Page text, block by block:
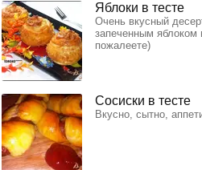
Яблоки в тесте
Очень вкусный
запеченным яблоком
пожалеете)
Сосиски в тесте
Вкусно, сытно,